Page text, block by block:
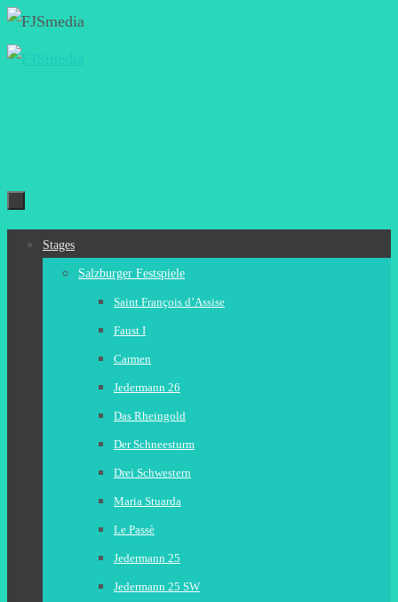
Zum
Inhalt
Zum
Stages
Salzburger Festspiele
Saint François d’Assise
Faust I
Carmen
Jedermann 26
Das Rheingold
Der Schneesturm
Drei Schwestern
Maria Stuarda
Le Passè
Jedermann 25
Jedermann 25 SW